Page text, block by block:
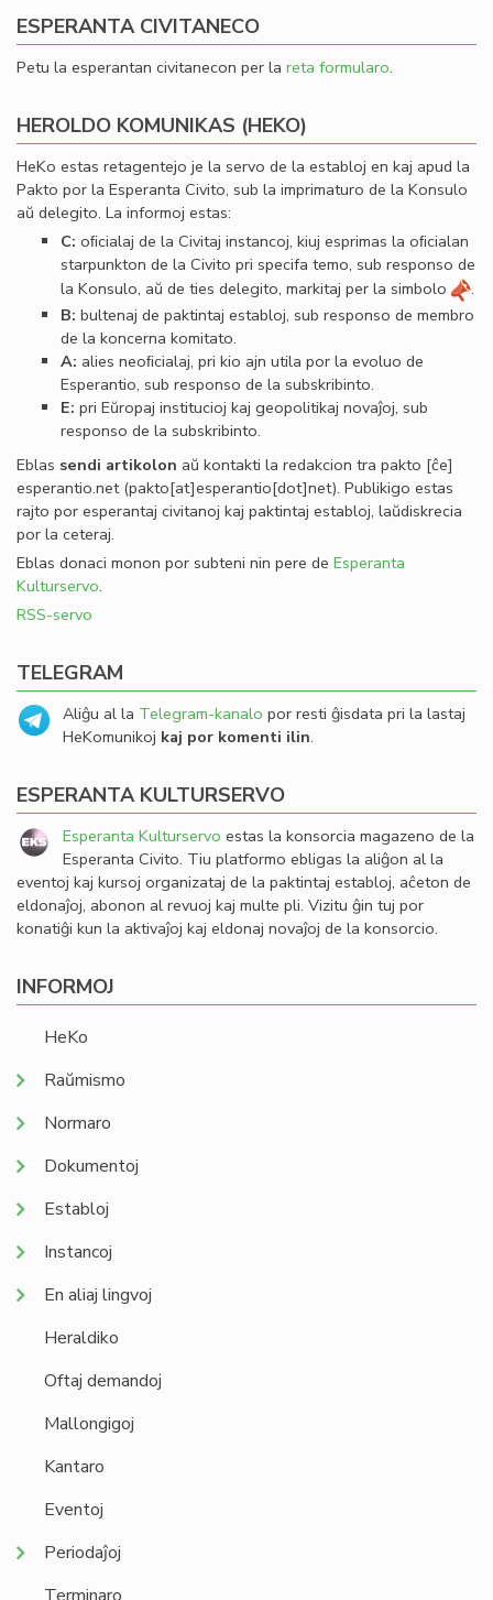
ESPERANTA CIVITANECO
Petu la esperantan civitanecon per la reta formularo.
HEROLDO KOMUNIKAS (HEKO)
HeKo estas retagentejo je la servo de la establoj en kaj apud la
Pakto por la Esperanta Civito, sub la imprimaturo de la Konsulo
aŭ delegito. La informoj estas:
C: oﬁcialaj de la Civitaj instancoj, kiuj esprimas la oﬁcialan
starpunkton de la Civito pri specifa temo, sub responso de
la Konsulo, aŭ de ties delegito, markitaj per la simbolo
.
B: bultenaj de paktintaj establoj, sub responso de membro
de la koncerna komitato.
A: alies neoﬁcialaj, pri kio ajn utila por la evoluo de
Esperantio, sub responso de la subskribinto.
E: pri Eŭropaj institucioj kaj geopolitikaj novaĵoj, sub
responso de la subskribinto.
Eblas sendi artikolon aŭ kontakti la redakcion tra pakto [ĉe]
esperantio.net(pakto[at]esperantio[dot]net). Publikigo estas
rajto por esperantaj civitanoj kaj paktintaj establoj, laŭdiskrecia
por la ceteraj.
Eblas donaci monon por subteni nin pere de Esperanta
Kulturservo.
RSS-servo
TELEGRAM
Aliĝu al la Telegram-kanalo por resti ĝisdata pri la lastaj
HeKomunikoj kaj por komenti ilin.
ESPERANTA KULTURSERVO
Esperanta Kulturservo estas la konsorcia magazeno de la
Esperanta Civito. Tiu platformo ebligas la aliĝon al la
eventoj kaj kursoj organizataj de la paktintaj establoj, aĉeton de
eldonaĵoj, abonon al revuoj kaj multe pli. Vizitu ĝin tuj por
konatiĝi kun la aktivaĵoj kaj eldonaj novaĵoj de la konsorcio.
INFORMOJ
HeKo
Raŭmismo
Normaro
Dokumentoj
Establoj
Instancoj
En aliaj lingvoj
Heraldiko
Oftaj demandoj
Mallongigoj
Kantaro
Eventoj
Periodaĵoj